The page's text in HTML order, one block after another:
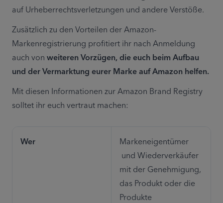
auf Urheberrechtsverletzungen und andere Verstöße.
Zusätzlich zu den Vorteilen der Amazon-
Markenregistrierung profitiert ihr nach Anmeldung
auch von weiteren Vorzügen, die euch beim Aufbau
und der Vermarktung eurer Marke auf Amazon helfen.
Mit diesen Informationen zur Amazon Brand Registry
solltet ihr euch vertraut machen:
Wer
Markeneigentümer
mit der Genehmigung,
das Produkt oder die
Produkte